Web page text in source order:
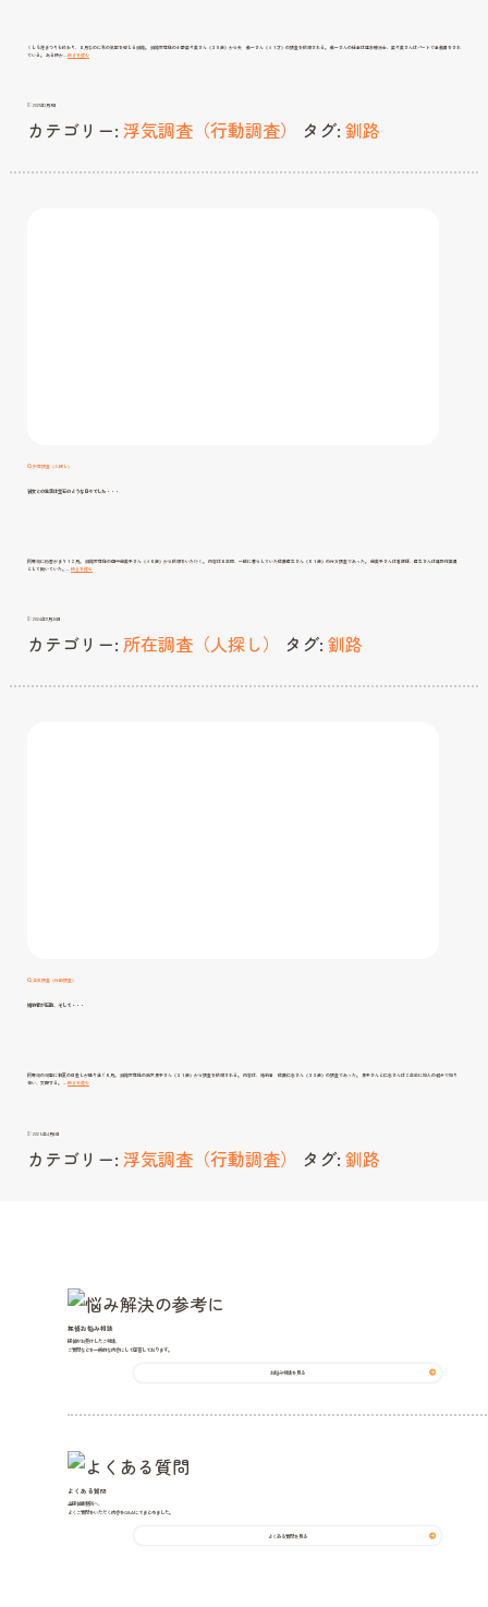
くしろ港まつりも終わり、８月なのに秋の気配を感じる釧路。 釧路市在住の小野菜々美さん（３９歳）から夫 義一さん（４１才）の調査を依頼される。 義一さんの仕事は理学療法士、菜々美さんはパートで事務員をされ
ている。 ある時か… 続きを読む夫
の
2021年1月9日
カテゴリー: 浮気調査（行動調査） タグ: 釧路
所在調査（人探し）
彼女との生活は宝石のような日々でした・・・
阿寒湖に粉雪がまう１２月。 釧路市在住の田中由美子さん（４５歳）から依頼をいただく。 内容は６年間、一緒に暮らしていた佐藤信之さん（５１歳）の行方調査であった。 由美子さんは看護師、信之さんは建設作業員
として働いていた。… 続きを読む彼
女
た・・・
2024年11月30日
カテゴリー: 所在調査（人探し） タグ: 釧路
浮気調査（行動調査）
婚約者が転勤、そして・・・
阿寒湖の湖面に初夏の日差しが降り注ぐ６月。 釧路市在住の鈴木景子さん（３１歳）から調査を依頼される。 内容は、婚約者 佐藤仁志さん（３３歳）の調査であった。 景子さんと仁志さんは２年前に知人の紹介で知り
合い、交際する。 …続きを読む婚
2025年4月6日
カテゴリー: 浮気調査（行動調査） タグ: 釧路
探偵お悩み相談
探偵がお受けしたご相談、
ご質問などを一般的な内容にして回答しております。
お悩み相談を見る
よくある質問
当探偵事務所へ、
よくご質問をいただく内容をQ&Aにてまとめました。
よくある質問を見る